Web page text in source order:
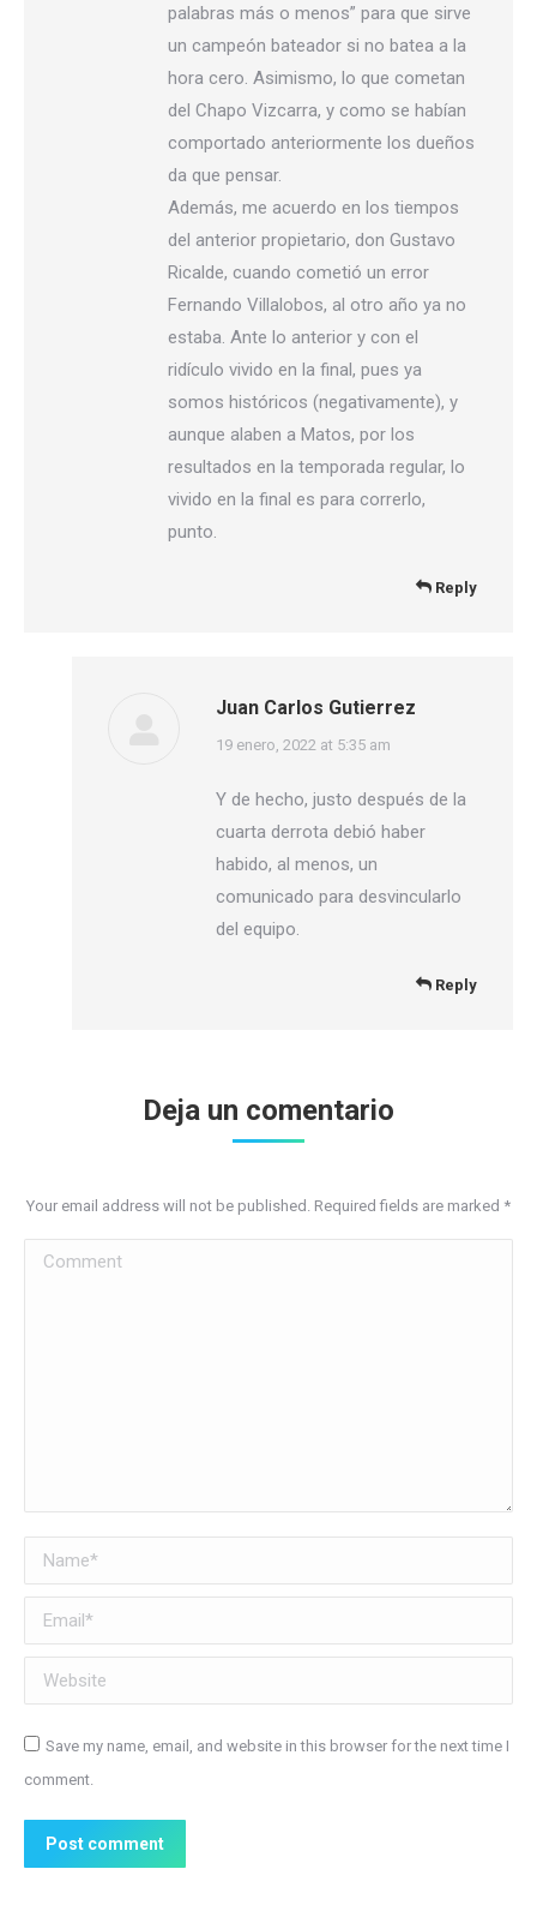
palabras más o menos” para que sirve
un campeón bateador si no batea a la
hora cero. Asimismo, lo que cometan
del Chapo Vizcarra, y como se habían
comportado anteriormente los dueños
da que pensar.
Además, me acuerdo en los tiempos
del anterior propietario, don Gustavo
Ricalde, cuando cometió un error
Fernando Villalobos, al otro año ya no
estaba. Ante lo anterior y con el
ridículo vivido en la final, pues ya
somos históricos (negativamente), y
aunque alaben a Matos, por los
resultados en la temporada regular, lo
vivido en la final es para correrlo,
punto.
Reply
Juan Carlos Gutierrez
says:
19 enero, 2022 at 5:35 am
Y de hecho, justo después de la
cuarta derrota debió haber
habido, al menos, un
comunicado para desvincularlo
del equipo.
Reply
Deja un comentario
Your email address will not be published. Required fields are marked *
Comment
Name *
Email *
Website
Save my name, email, and website in this browser for the next time I
comment.
Post comment